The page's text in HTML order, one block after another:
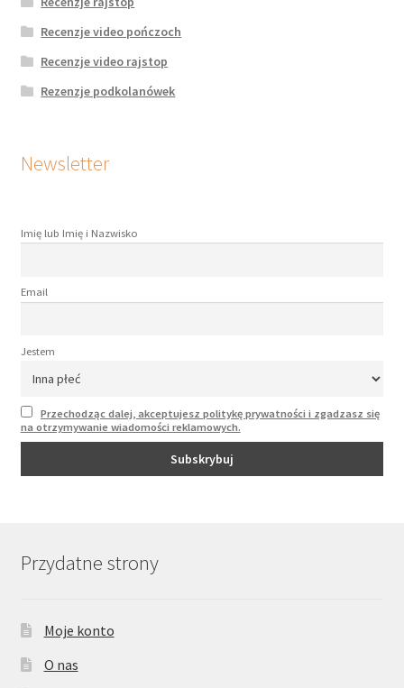
Recenzje video pończoch
Recenzje video rajstop
Rezenzje podkolanówek
Newsletter
Imię lub Imię i Nazwisko
Email
Jestem
Przechodząc dalej, akceptujesz politykę prywatności i zgadzasz się
na otrzymywanie wiadomości reklamowych.
Przydatne strony
Moje konto
O nas